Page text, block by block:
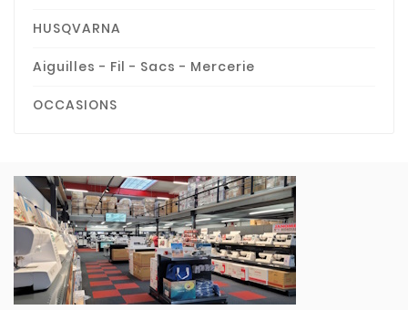
HUSQVARNA
Aiguilles - Fil - Sacs - Mercerie
OCCASIONS